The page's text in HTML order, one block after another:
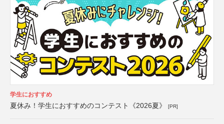
学生におすすめ
夏休み！学生におすすめのコンテスト《2026夏》 [PR]